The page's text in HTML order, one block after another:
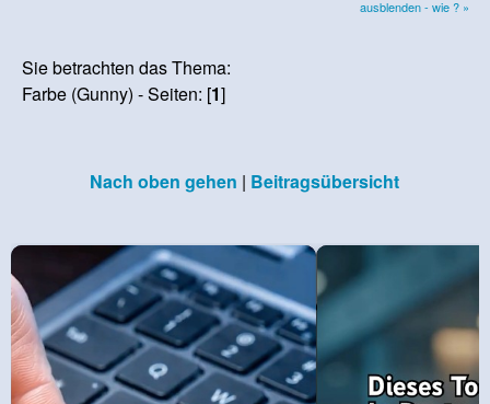
ausblenden - wie ? »
Sie betrachten das Thema:
Farbe (Gunny) - Seiten: [1]
Nach oben gehen | Beitragsübersicht